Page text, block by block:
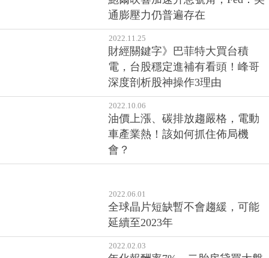
鮑爾吹響加速升息號角，Fed：美
通膨壓力仍普遍存在
2022.11.25
財經關鍵字》巴菲特大買台積
電，台股穩定進補有看頭！峰哥
深度剖析股神操作3理由
2022.10.06
油價上漲、碳排放趨嚴格，電動
車產業熱！該如何抓住佈局機
會？
2022.06.01
全球晶片短缺暫不會趨緩，可能
延續至2023年
2022.02.03